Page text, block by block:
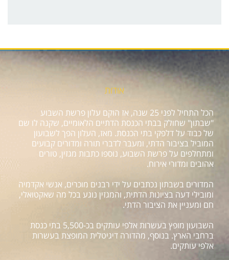
אודות
הכל התחיל לפני 25 שנה, אז הוקם עלון פרשת השבוע
"שבתון" שחולק בבתי הכנסת הדתיים הלאומיים, שקנה לו שם
של כבוד על דלפקי בתי הכנסת. מאז, העלון הפך לשבועון
המוביל בציבור הדתי, ומעבר לדברי תורה ומדורים קבועים
ומתחלפים על פרשת השבוע, נוספו כתבות מגזין, טורים
אהובים ומדורי אירוח.
המדורים בשבתון נכתבים על ידי רבנים מוכרים, אנשי אקדמיה
ומובילי דעה בציונות הדתית, והמגזין נוגע בכל מה שאקטואלי,
חם ומעניין את הציבור הדתי.
השבועון מופץ בעשרות אלפי עותקים בכ-5,500 בתי כנסת
ברחבי הארץ. בנוסף, מהדורה דיגיטלית המופצת בעשרות
אלפי עותקים.